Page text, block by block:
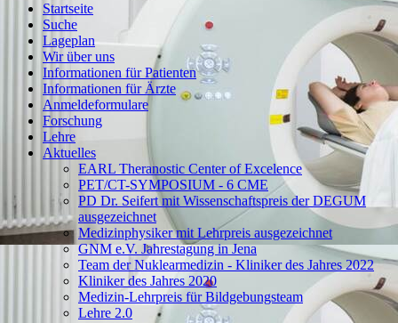
Startseite
Suche
Lageplan
Wir über uns
Informationen für Patienten
Informationen für Ärzte
Anmeldeformulare
Forschung
Lehre
Aktuelles
EARL Theranostic Center of Excelence
PET/CT-SYMPOSIUM - 6 CME
PD Dr. Seifert mit Wissenschaftspreis der DEGUM
ausgezeichnet
Medizinphysiker mit Lehrpreis ausgezeichnet
GNM e.V. Jahrestagung in Jena
Team der Nuklearmedizin - Kliniker des Jahres 2022
Kliniker des Jahres 2020
Medizin-Lehrpreis für Bildgebungsteam
Lehre 2.0